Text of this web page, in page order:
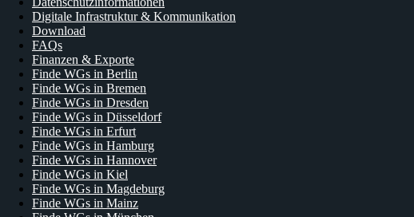
Digitale Infrastruktur & Kommunikation
Download
FAQs
Finanzen & Exporte
Finde WGs in Berlin
Finde WGs in Bremen
Finde WGs in Dresden
Finde WGs in Düsseldorf
Finde WGs in Erfurt
Finde WGs in Hamburg
Finde WGs in Hannover
Finde WGs in Kiel
Finde WGs in Magdeburg
Finde WGs in Mainz